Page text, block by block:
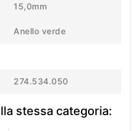
15,0mm
Anello verde
274.534.050
stessa categoria: